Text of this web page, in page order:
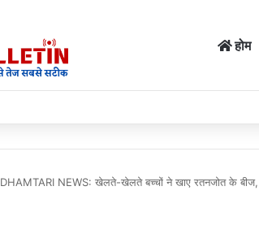
होम
DHAMTARI NEWS: खेलते-खेलते बच्चों ने खाए रतनजोत के बीज,